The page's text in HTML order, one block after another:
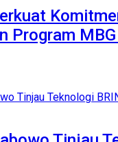
Program